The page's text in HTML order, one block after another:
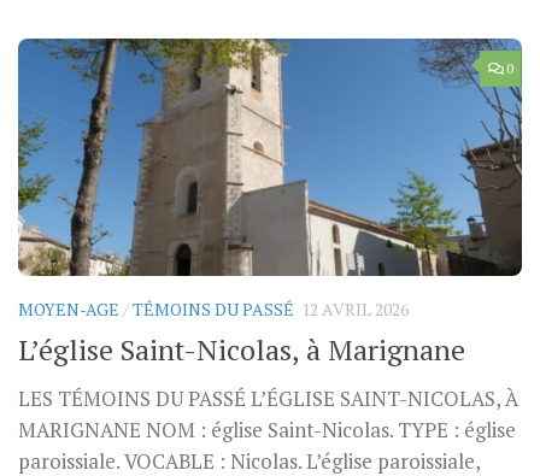
0
MOYEN-AGE /TÉMOINS DU PASSÉ 12 AVRIL 2026
L’église Saint-Nicolas, à Marignane
LES TÉMOINS DU PASSÉ L’ÉGLISE SAINT-NICOLAS, À
MARIGNANE NOM : église Saint-Nicolas. TYPE : église
paroissiale. VOCABLE : Nicolas. L’église paroissiale,